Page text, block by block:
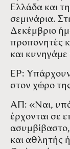
Ελλάδα και
σεμινάρια.
Δεκέμβριο
προπονητές
και
ΕΡ:
στον χώρο
ΑΠ: «Ναι,
έρχονται σε
ασυμβίβαστο,
και αθλητής